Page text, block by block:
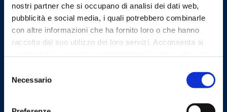
nostri partner che si occupano di analisi dei dati web,
pubblicità e social media, i quali potrebbero combinarle
con altre informazioni che ha fornito loro o che hanno
raccolto dal suo utilizzo dei loro servizi. Acconsenta ai
delNecessario
Email PEC
segreteria.bg@pec.omceo.it
Uffici